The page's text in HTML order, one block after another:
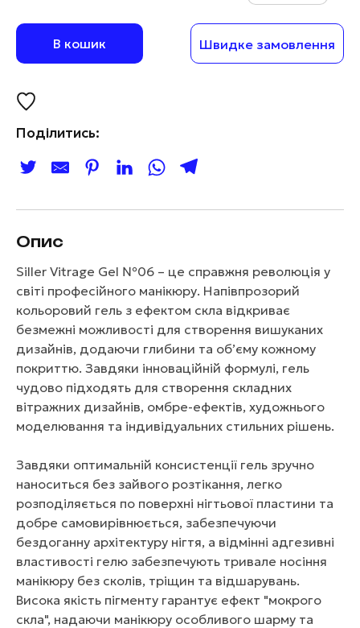
В кошик Швидке замовлення
Поділитись:
Опис
Siller Vitrage Gel №06 – це справжня революція у
світі професійного манікюру. Напівпрозорий
кольоровий гель з ефектом скла відкриває
безмежні можливості для створення вишуканих
дизайнів, додаючи глибини та об’єму кожному
покриттю. Завдяки інноваційній формулі, гель
чудово підходять для створення складних
вітражних дизайнів, омбре-ефектів, художнього
моделювання та індивідуальних стильних рішень.
Завдяки оптимальній консистенції гель зручно
наноситься без зайвого розтікання, легко
розподіляється по поверхні нігтьової пластини та
добре самовирівнюється, забезпечуючи
бездоганну архітектуру нігтя, а відмінні адгезивні
властивості гелю забезпечують тривале носіння
манікюру без сколів, тріщин та відшарувань.
Висока якість пігменту гарантує ефект "мокрого
скла", надаючи манікюру особливого шарму та